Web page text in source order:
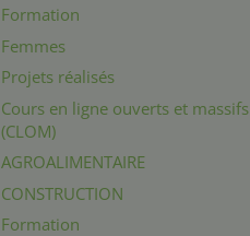
Formation
Femmes
Projets réalisés
Cours en ligne ouverts et massifs
(CLOM)
AGROALIMENTAIRE
CONSTRUCTION
Formation